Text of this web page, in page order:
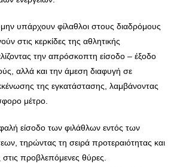
υπάρχουν φίλαθλοι στους διαδρόμους
στις κερκίδες της αθλητικής
την απρόσκοπτη είσοδο – έξοδο
αλλά και την άμεση διαφυγή σε
της εγκατάστασης, λαμβάνοντας
μέτρο.
είσοδο των φιλάθλων εντός των
τηρώντας τη σειρά προτεραιότητας και
προβλεπόμενες θύρες.